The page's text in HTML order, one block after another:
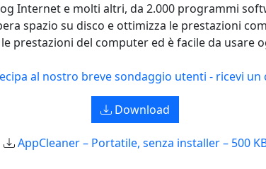
Internet e molti altri, da 2.000 programmi
spazio su disco e ottimizza le prestazioni
prestazioni del computer ed è facile da usare
al nostro breve sondaggio utenti - ricevi un
Download
AppCleaner – Portatile, senza installer – 500